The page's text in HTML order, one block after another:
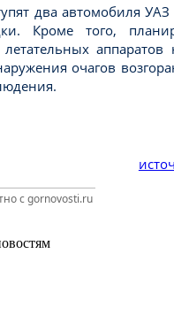
два автомобиля
Кроме того,
аппаратов
очагов
с gornovosti.ru